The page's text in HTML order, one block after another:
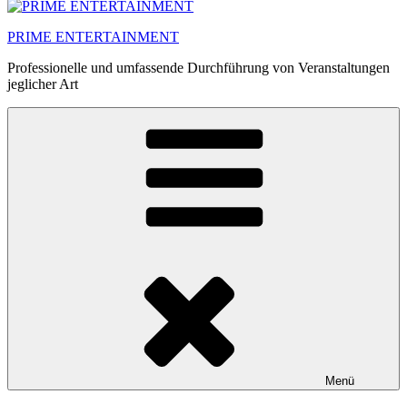
PRIME ENTERTAINMENT
Professionelle und umfassende Durchführung von Veranstaltungen
jeglicher Art
Menü